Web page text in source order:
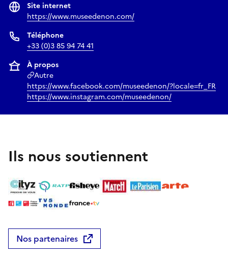
Site internet
https://www.museedenon.com/
Téléphone
+33 (0)3 85 94 74 41
À propos
Autre
https://www.facebook.com/museedenon/?locale=fr_FR
https://www.instagram.com/museedenon/
Ils nous soutiennent
Nos partenaires